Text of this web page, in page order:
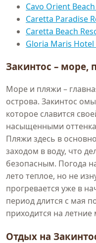
Cavo Orient
Caretta Paradise
Caretta Beach
Gloria Maris Hotel
Закинтос – море,
Море и пляжи –
острова. Закинтос
которое славится
насыщенными
Пляжи здесь в
заходом в воду, что
безопасным. Погода
лето теплое, но не
прогревается уже в
период длится с мая
приходится на летние
Отдых на